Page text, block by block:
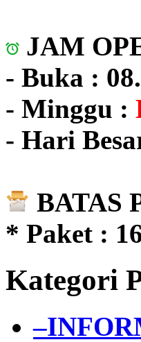
JAM
- Buka :
- Minggu :
- Hari
BATAS
* Paket :
Kategori